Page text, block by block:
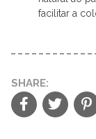
facilitar a
SHARE: